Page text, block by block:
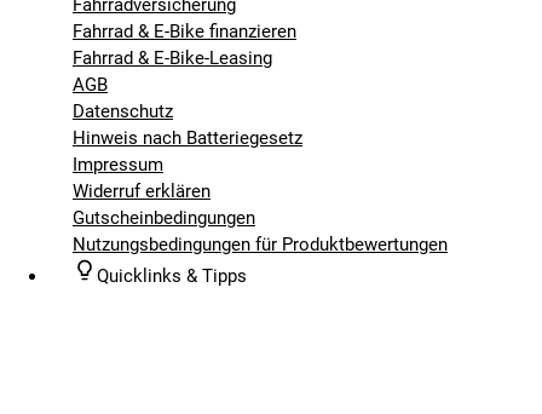
Fahrradversicherung
Fahrrad & E-Bike finanzieren
Fahrrad & E-Bike-Leasing
AGB
Datenschutz
Hinweis nach Batteriegesetz
Impressum
Widerruf erklären
Gutscheinbedingungen
Nutzungsbedingungen für Produktbewertungen
Quicklinks & Tipps